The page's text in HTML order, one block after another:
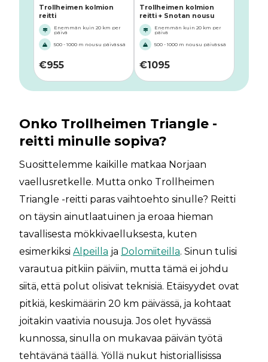
Trollheimen kolmion
reitti
Enemmän kuin 20 km per
päivä
500 - 1000 m nousu päivässä
€955
Trollheimen kolmion
reitti + Snotan nousu
Enemmän kuin 20 km per
päivä
500 - 1000 m nousu päivässä
€1095
Onko Trollheimen Triangle -
reitti minulle sopiva?
Suosittelemme kaikille matkaa Norjaan
vaellusretkelle. Mutta onko Trollheimen
Triangle -reitti paras vaihtoehto sinulle? Reitti
on täysin ainutlaatuinen ja eroaa hieman
tavallisesta mökkivaelluksesta, kuten
esimerkiksi Alpeilla ja Dolomiiteilla. Sinun tulisi
varautua pitkiin päiviin, mutta tämä ei johdu
siitä, että polut olisivat teknisiä. Etäisyydet ovat
pitkiä, keskimäärin 20 km päivässä, ja kohtaat
joitakin vaativia nousuja. Jos olet hyvässä
kunnossa, sinulla on mukavaa päivän työtä
tehtävänä täällä. Yöllä nukut historiallisissa